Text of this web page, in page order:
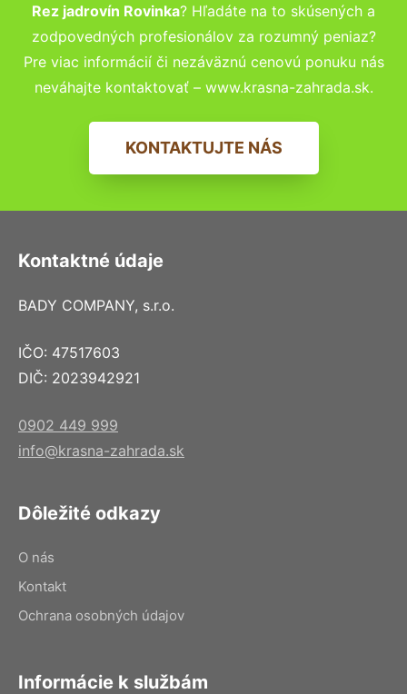
Rez jadrovín Rovinka? Hľadáte na to skúsených a
zodpovedných profesionálov za rozumný peniaz?
Pre viac informácií či nezáväznú cenovú ponuku nás
neváhajte kontaktovať – www.krasna-zahrada.sk.
KONTAKTUJTE NÁS
Kontaktné údaje
BADY COMPANY, s.r.o.
IČO: 47517603
DIČ: 2023942921
0902 449 999
info@krasna-zahrada.sk
Dôležité odkazy
O nás
Kontakt
Ochrana osobných údajov
Informácie k službám